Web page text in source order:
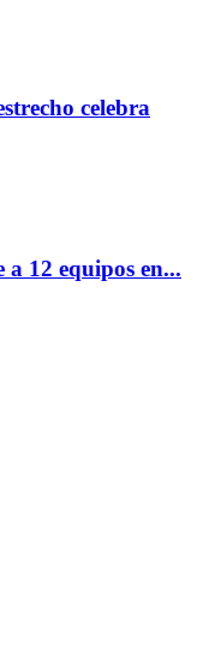
celebra
12 equipos en...